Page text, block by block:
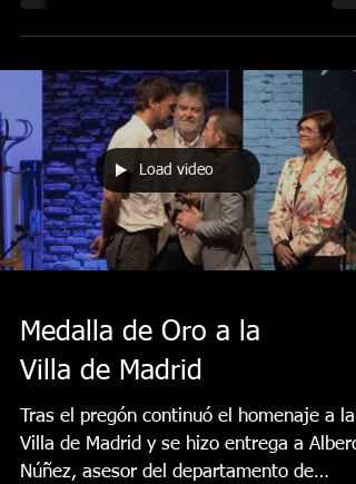
estuvo dedicada al maestro de la guitarra
Paco Cepero,...
Load video
Medalla de Oro a la
Villa de Madrid
Tras el pregón continuó el homenaje a la